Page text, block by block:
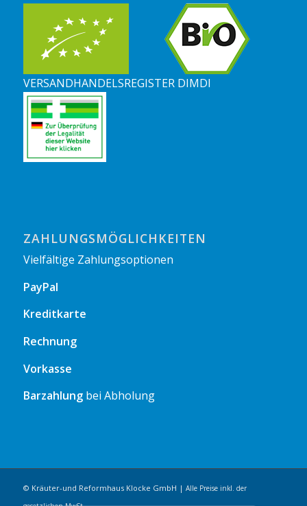
VERSANDHANDELSREGISTER DIMDI
ZAHLUNGSMÖGLICHKEITEN
Vielfältige Zahlungsoptionen
PayPal
Kreditkarte
Rechnung
Vorkasse
Barzahlungbei Abholung
© Kräuter-und Reformhaus Klocke GmbH | Alle Preise inkl. der